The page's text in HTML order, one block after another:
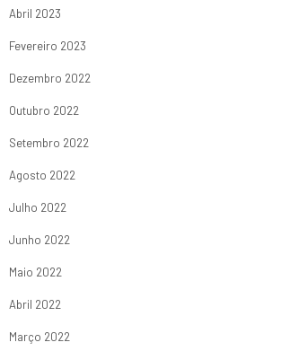
Abril 2023
Fevereiro 2023
Dezembro 2022
Outubro 2022
Setembro 2022
Agosto 2022
Julho 2022
Junho 2022
Maio 2022
Abril 2022
Março 2022